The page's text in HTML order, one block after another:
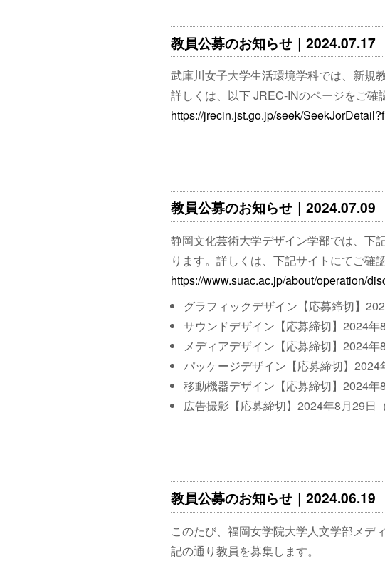
教員公募のお知らせ｜2024.07.17
武庫川女子大学生活環境学科では、新規
詳しくは、以下 JREC-INのページをご確
https://jrecin.jst.go.jp/seek/
教員公募のお知らせ｜2024.07.09
静岡文化芸術大学デザイン学部では、下
ります。詳しくは、下記サイトにてご確
https://www.suac.ac.jp/about/operation/
グラフィックデザイン【応募締切】
サウンドデザイン【応募締切】2024
メディアデザイン【応募締切】2024
パッケージデザイン【応募締切】
移動機器デザイン【応募締切】2024
広告撮影【応募締切】2024年8月29日
教員公募のお知らせ｜2024.06.19
このたび、福岡女学院大学人文学部メデ
記の通り教員を募集します。